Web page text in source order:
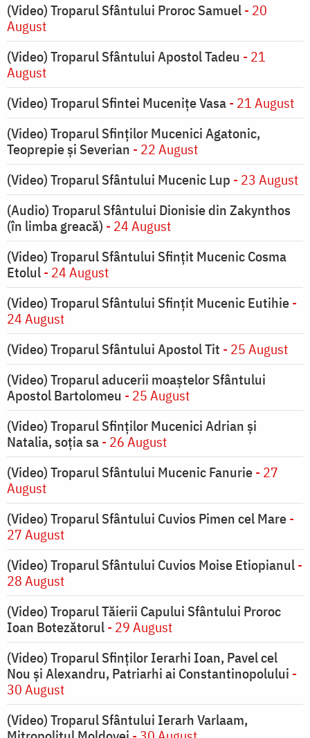
(Video) Troparul Sfântului Proroc Samuel- 20
August
(Video) Troparul Sfântului Apostol Tadeu - 21
August
(Video) Troparul Sfintei Mucenițe Vasa- 21 August
(Video) Troparul Sfinților Mucenici Agatonic,
Teoprepie și Severian - 22 August
(Video) Troparul Sfântului Mucenic Lup - 23 August
(Audio) Troparul Sfântului Dionisie din Zakynthos
(în limba greacă) - 24 August
(Video) Troparul Sfântului Sfințit Mucenic Cosma
Etolul- 24 August
(Video) Troparul Sfântului Sfințit Mucenic Eutihie-
24 August
(Video) Troparul Sfântului Apostol Tit - 25 August
(Video) Troparul aducerii moaștelor Sfântului
Apostol Bartolomeu - 25 August
(Video) Troparul Sfinților Mucenici Adrian și
Natalia, soția sa- 26 August
(Video) Troparul Sfântului Mucenic Fanurie- 27
August
(Video) Troparul Sfântului Cuvios Pimen cel Mare-
27 August
(Video) Troparul Sfântului Cuvios Moise Etiopianul-
28 August
(Video) Troparul Tăierii Capului Sfântului Proroc
Ioan Botezătorul- 29 August
(Video) Troparul Sfinților Ierarhi Ioan, Pavel cel
Nou și Alexandru, Patriarhi ai Constantinopolului -
30 August
(Video) Troparul Sfântului Ierarh Varlaam,